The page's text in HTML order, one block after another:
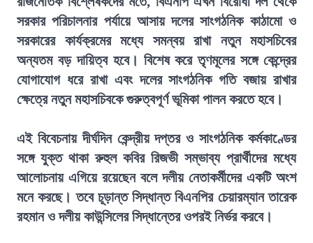
সরকার পরিচালনার পর্যায়ে আসায় দলের সাংগঠনিক কাঠামো ও
সরকারের কার্যক্রমের মধ্যে সমন্বয় রাখা নতুন মহাসচিবের
অন্যতম বড় দায়িত্ব হবে। বিশেষ করে তৃণমূলের সঙ্গে কেন্দ্রের
যোগাযোগ ধরে রাখা এবং দলের সাংগঠনিক গতি বজায় রাখার
ক্ষেত্রে নতুন মহাসচিবকে গুরুত্বপূর্ণ ভূমিকা পালন করতে হবে।
এই বিবেচনায় দীর্ঘদিন কেন্দ্রীয় দপ্তর ও সাংগঠনিক কর্মকাণ্ডের
সঙ্গে যুক্ত থাকা রুহুল কবির রিজভী সম্ভাব্য প্রার্থীদের মধ্যে
আলোচনায় এগিয়ে রয়েছেন বলে দলীয় নেতাকর্মীদের একটি অংশ
মনে করছে। তবে চূড়ান্ত সিদ্ধান্ত বিএনপির চেয়ারম্যান তারেক
রহমান ও দলীয় কাউন্সিলের সিদ্ধান্তের ওপরই নির্ভর করবে।